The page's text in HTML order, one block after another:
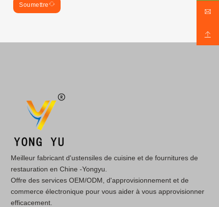
Soumettre
Meilleur fabricant d'ustensiles de cuisine et de fournitures de
restauration en Chine -Yongyu.
Offre des services OEM/ODM, d'approvisionnement et de
commerce électronique pour vous aider à vous approvisionner
efficacement.